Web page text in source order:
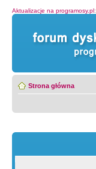
Aktualizacje na programosy.pl:
Strona główna